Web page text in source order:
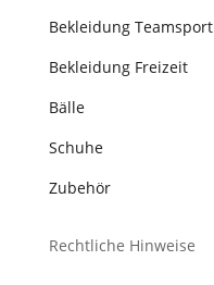
Bekleidung Teamsport
Bekleidung Freizeit
Bälle
Schuhe
Zubehör
Rechtliche Hinweise